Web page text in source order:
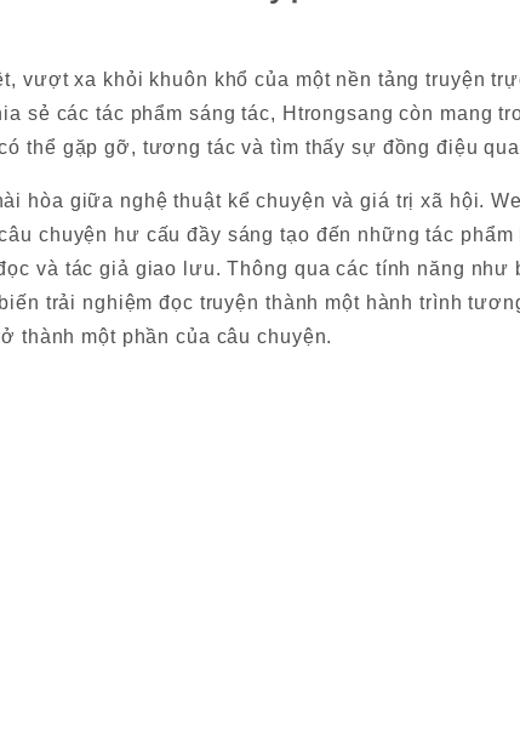
vượt xa khỏi khuôn khổ của một nền tảng truyện
các tác phẩm sáng tác, Htrongsang còn mang
thể gặp gỡ, tương tác và tìm thấy sự đồng điệu
hòa giữa nghệ thuật kể chuyện và giá trị xã hội.
chuyện hư cấu đầy sáng tạo đến những tác
và tác giả giao lưu. Thông qua các tính năng như
trải nghiệm đọc truyện thành một hành trình
thành một phần của câu chuyện.